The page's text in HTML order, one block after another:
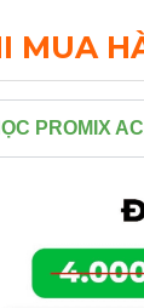
MUA
PROMIX